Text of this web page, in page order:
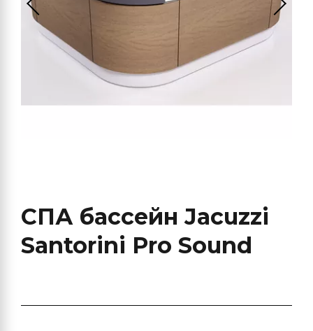
СПА бассейн Jacuzzi
Santorini Pro Sound